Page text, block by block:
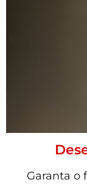
Garanta o